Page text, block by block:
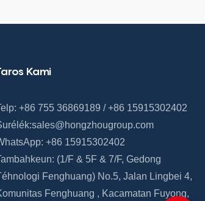
Kami
+86 755 36869189 / +86 15915302402
sales@hongzhougroup.com
+86 15915302402
(1/F & 5F & 7/F, Gedong
Fenghuang)No.5, Jalan Lingbei 4,
Fenghuang , Kacamatan Fuyong,